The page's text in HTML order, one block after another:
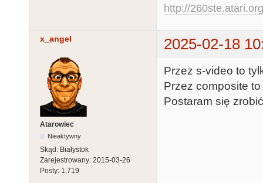
http://260ste.atari.org
x_angel 2025-02-18
Atarowiec
Nieaktywny
Skąd: Białystok
Zarejestrowany: 2015-03-26
Posty: 1,719
Przez s-video to
Przez composite
Postaram się